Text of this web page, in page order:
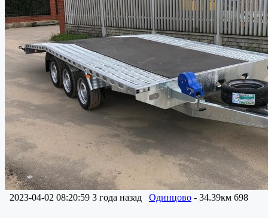
2023-04-02 08:20:59 3 года назад Одинцово - 34.39км 698